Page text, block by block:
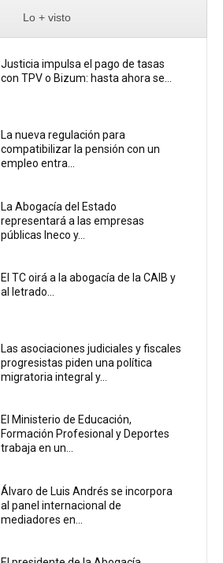
Lo + visto
Justicia impulsa el pago de tasas
con TPV o Bizum: hasta ahora se...
La nueva regulación para
compatibilizar la pensión con un
empleo entra...
La Abogacía del Estado
representará a las empresas
públicas Ineco y...
El TC oirá a la abogacía de la CAIB y
al letrado...
Las asociaciones judiciales y fiscales
progresistas piden una política
migratoria integral y...
El Ministerio de Educación,
Formación Profesional y Deportes
trabaja en un...
Álvaro de Luis Andrés se incorpora
al panel internacional de
mediadores en...